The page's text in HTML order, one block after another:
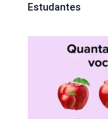
Estudantes